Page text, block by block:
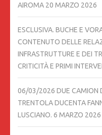
AIROMA 20 MARZO 2026
ESCLUSIVA. BUCHE E
CONTENUTO DELLE
INFRASTRUTTURE E DEI
CRITICITÀ E PRIMI
06/03/2026 DUE CAMION
TRENTOLA DUCENTA
LUSCIANO. 6 MARZO 2026